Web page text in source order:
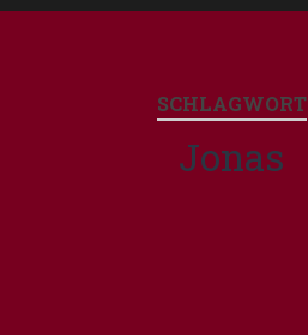
SCHLAGWORT
Jonas